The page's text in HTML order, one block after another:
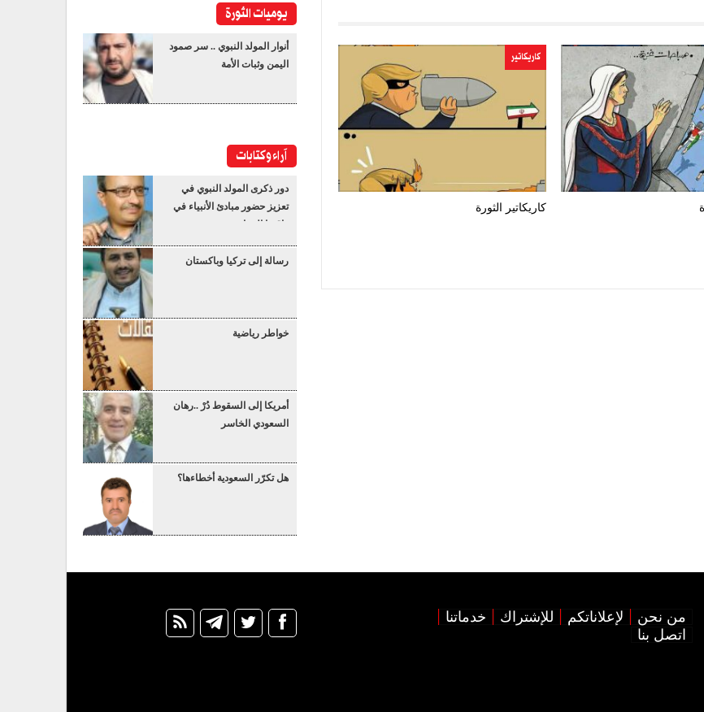
كاريكاتير
كاريكاتير الثورة
يوميات الثورة
أنوار المولد النبوي .. سر صمود
اليمن وثبات الأمة
آراء وكتابات
دور ذكرى المولد النبوي في
تعزيز حضور مبادئ الأنبياء في
واقعنا المعاصر
رسالة إلى تركيا وباكستان
خواطر رياضية
أمريكا إلى السقوط دُرْ ..رهان
السعودي الخاسر
هل تكرّر السعودية أخطاءها؟
من نحن لإعلاناتكم للإشتراك
خدماتنا
اتصل بنا